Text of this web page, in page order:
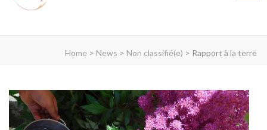
Home > News > Non classifié(e) > Rapport à la terre